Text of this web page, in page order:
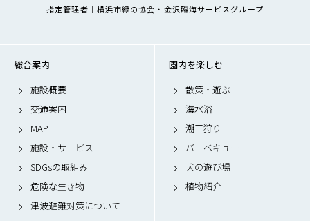
指定管理者｜横浜市緑の協会・金沢臨海サービスグループ
総合案内
施設概要
交通案内
MAP
施設・サービス
SDGsの取組み
危険な生き物
津波避難対策について
園内を楽しむ
散策・遊ぶ
海水浴
潮干狩り
バーベキュー
犬の遊び場
植物紹介